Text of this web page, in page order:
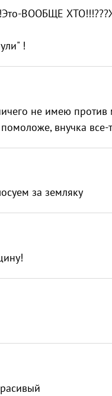
ВООБЩЕ
!
не имею
внучка все-
за земляку